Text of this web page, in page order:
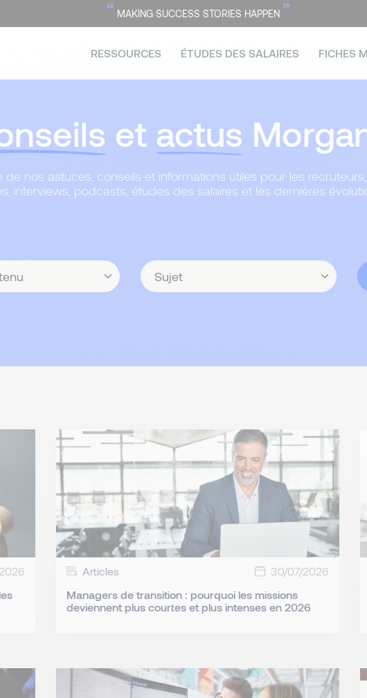
“ MAKING SUCCESS STORIES HAPPEN ”
RESSOURCES ÉTUDES DES SALAIRES FICHES
et actus
de nos astuces, conseils et informations utiles pour les
interviews, podcasts, études des salaires et les dernières
Sujet
Articles
30/07/2026
Managers de transition : pourquoi les missions
deviennent plus courtes et plus intenses en 2026